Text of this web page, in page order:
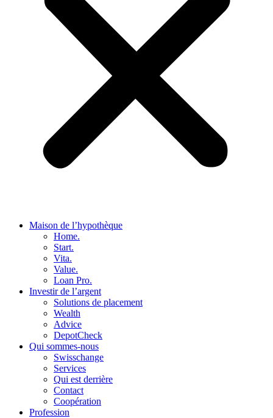
Maison de l’hypothèque
Home.
Start.
Vita.
Value.
Loan Pro.
Investir de l’argent
Solutions de placement
Wealth
Advice
DepotCheck
Qui sommes-nous
Swisschange
Services
Qui est derrière
Contact
Coopération
Profession